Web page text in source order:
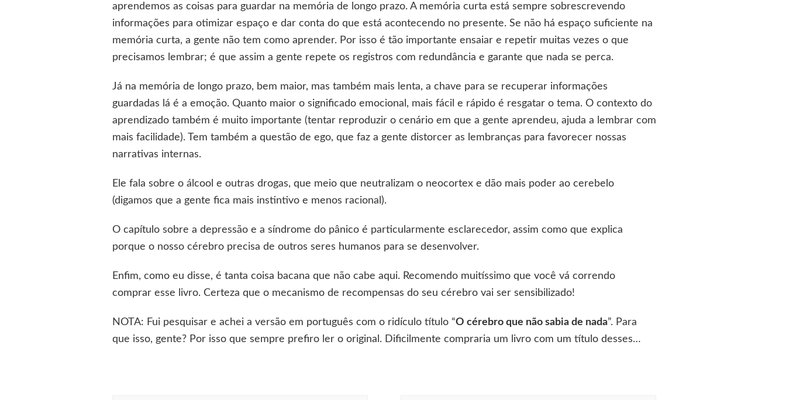
aprendemos as coisas para guardar na memória de longo prazo. A memória curta está sempre sobrescrevendo
informações para otimizar espaço e dar conta do que está acontecendo no presente. Se não há espaço suficiente na
memória curta, a gente não tem como aprender. Por isso é tão importante ensaiar e repetir muitas vezes o que
precisamos lembrar; é que assim a gente repete os registros com redundância e garante que nada se perca.
Já na memória de longo prazo, bem maior, mas também mais lenta, a chave para se recuperar informações
guardadas lá é a emoção. Quanto maior o significado emocional, mais fácil e rápido é resgatar o tema. O contexto do
aprendizado também é muito importante (tentar reproduzir o cenário em que a gente aprendeu, ajuda a lembrar com
mais facilidade). Tem também a questão de ego, que faz a gente distorcer as lembranças para favorecer nossas
narrativas internas.
Ele fala sobre o álcool e outras drogas, que meio que neutralizam o neocortex e dão mais poder ao cerebelo
(digamos que a gente fica mais instintivo e menos racional).
O capítulo sobre a depressão e a síndrome do pânico é particularmente esclarecedor, assim como que explica
porque o nosso cérebro precisa de outros seres humanos para se desenvolver.
Enfim, como eu disse, é tanta coisa bacana que não cabe aqui. Recomendo muitíssimo que você vá correndo
comprar esse livro. Certeza que o mecanismo de recompensas do seu cérebro vai ser sensibilizado!
NOTA: Fui pesquisar e achei a versão em português com o ridículo título “O cérebro que não sabia de nada”. Para
que isso, gente? Por isso que sempre prefiro ler o original. Dificilmente compraria um livro com um título desses…